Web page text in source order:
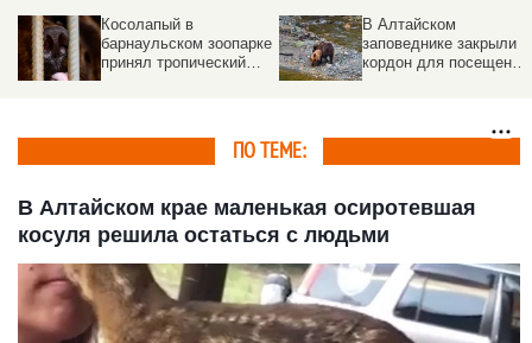
Косолапый в
барнаульском зоопарке
принял тропический
В Алтайском
заповеднике закрыли
кордон для посещений.
ПО ТЕМЕ:
В Алтайском крае маленькая осиротевшая
косуля решила остаться с людьми